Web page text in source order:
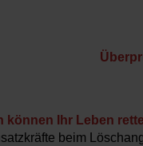
können Ihr Leben
beim